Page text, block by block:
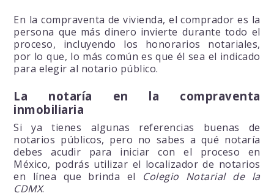
En la compraventa de vivienda, el comprador es la
persona que más dinero invierte durante todo el
proceso, incluyendo los honorarios notariales,
por lo que, lo más común es que él sea el indicado
para elegir al notario público.
La notaría en la compraventa
inmobiliaria
Si ya tienes algunas referencias buenas de
notarios públicos, pero no sabes a qué notaría
debes acudir para iniciar con el proceso en
México, podrás utilizar el localizador de notarios
en línea que brinda el Colegio Notarial de la
CDMX.